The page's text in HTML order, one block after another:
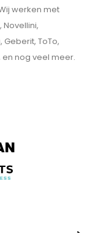
werken met
ToTo,
en nog veel meer.